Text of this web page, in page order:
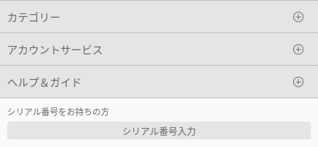
カテゴリー
アカウントサービス
ヘルプ＆ガイド
シリアル番号をお持ちの方
シリアル番号入力